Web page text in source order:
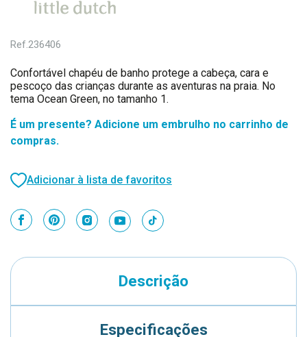
Ref.236406
Confortável chapéu de banho protege a cabeça, cara e
pescoço das crianças durante as aventuras na praia. No
tema Ocean Green, no tamanho 1.
É um presente? Adicione um embrulho no carrinho de
compras.
Adicionar à lista de favoritos
Descrição
Especificações